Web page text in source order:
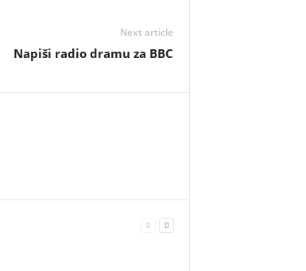
Next article
Napiši radio dramu za BBC